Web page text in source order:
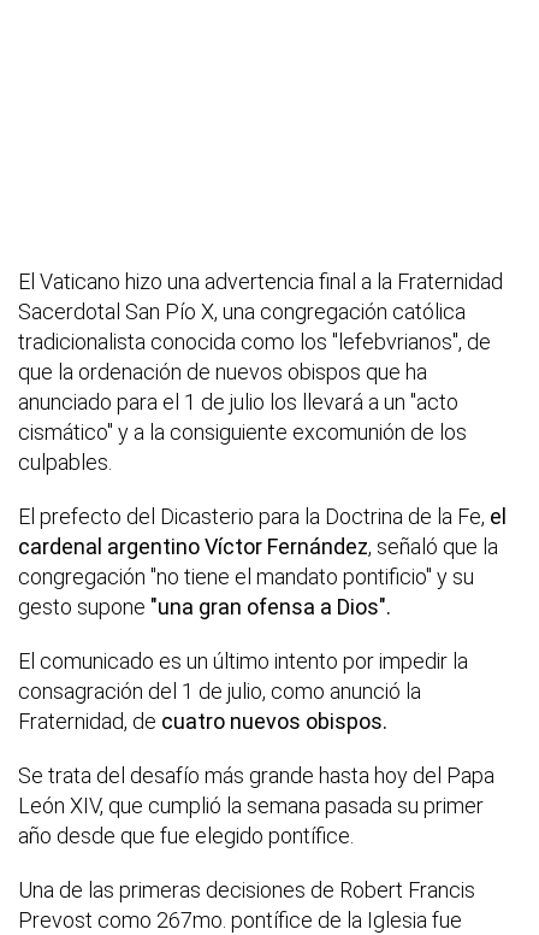
El Vaticano hizo una advertencia final a la Fraternidad
Sacerdotal San Pío X, una congregación católica
tradicionalista conocida como los "lefebvrianos", de
que la ordenación de nuevos obispos que ha
anunciado para el 1 de julio los llevará a un "acto
cismático" y a la consiguiente excomunión de los
culpables.
El prefecto del Dicasterio para la Doctrina de la Fe, el
cardenal argentino Víctor Fernández, señaló que la
congregación "no tiene el mandato pontificio" y su
gesto supone "una gran ofensa a Dios".
El comunicado es un último intento por impedir la
consagración del 1 de julio, como anunció la
Fraternidad, de cuatro nuevos obispos.
Se trata del desafío más grande hasta hoy del Papa
León XIV, que cumplió la semana pasada su primer
año desde que fue elegido pontífice.
Una de las primeras decisiones de Robert Francis
Prevost como 267mo. pontífice de la Iglesia fue